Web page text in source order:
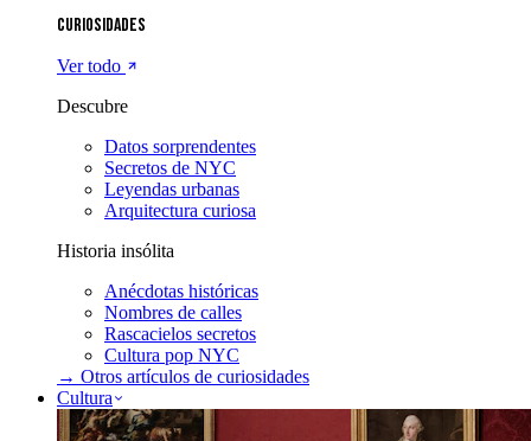
Curiosidades
Ver todo
Descubre
Datos sorprendentes
Secretos de NYC
Leyendas urbanas
Arquitectura curiosa
Historia insólita
Anécdotas históricas
Nombres de calles
Rascacielos secretos
Cultura pop NYC
→ Otros artículos de curiosidades
Cultura